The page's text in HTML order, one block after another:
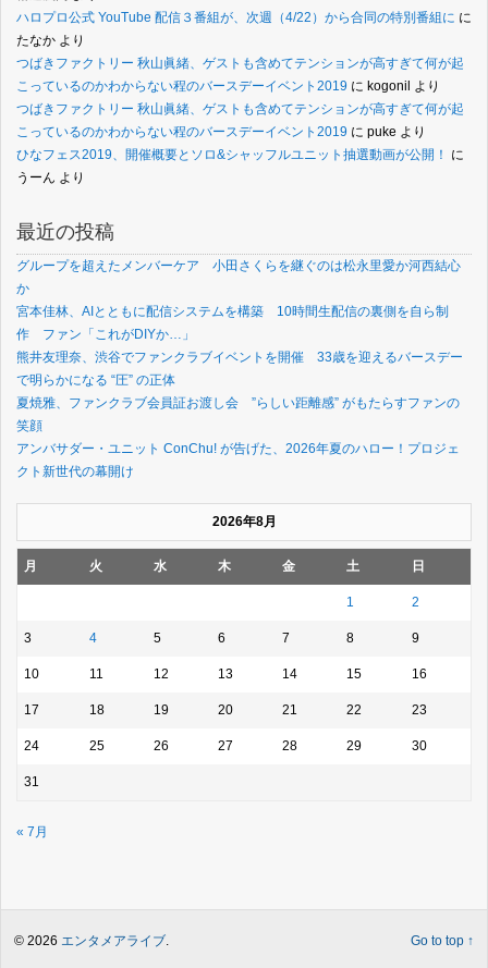
ハロプロ公式 YouTube 配信３番組が、次週（4/22）から合同の特別番組に に
たなか より
つばきファクトリー 秋山眞緒、ゲストも含めてテンションが高すぎて何が起
こっているのかわからない程のバースデーイベント2019 に kogonil より
つばきファクトリー 秋山眞緒、ゲストも含めてテンションが高すぎて何が起
こっているのかわからない程のバースデーイベント2019 に puke より
ひなフェス2019、開催概要とソロ&シャッフルユニット抽選動画が公開！
に
うーん より
最近の投稿
グループを超えたメンバーケア 小田さくらを継ぐのは松永里愛か河西結心
か
宮本佳林、AIとともに配信システムを構築 10時間生配信の裏側を自ら制
作 ファン「これがDIYか…」
熊井友理奈、渋谷でファンクラブイベントを開催 33歳を迎えるバースデー
で明らかになる “圧” の正体
夏焼雅、ファンクラブ会員証お渡し会 ”らしい距離感” がもたらすファンの
笑顔
アンバサダー・ユニット ConChu! が告げた、2026年夏のハロー！プロジェ
クト新世代の幕開け
2026年8月
月 火 水 木 金 土 日
1 2
3 4 5 6 7 8 9
10 11 12 13 14 15 16
17 18 19 20 21 22 23
24 25 26 27 28 29 30
31
« 7月
Go to top ↑
© 2026 エンタメアライブ.